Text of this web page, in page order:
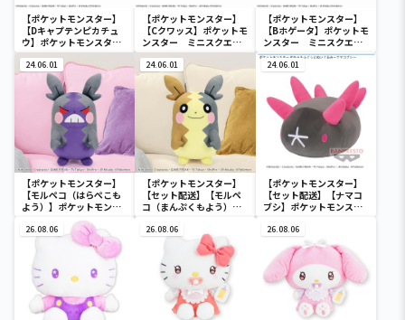
【ポケットモンスター】
【Dキャプテンピカチュ
ウ】ポケットモンスタ
ー ミニスクエアポーチ
【ポケットモンスター】
【Cクワッス】ポケットモ
ンスター ミニスクエア
ポーチ
【ポケットモンスター】
【Bホゲータ】ポケットモ
ンスター ミニスクエア
ポーチ
24.06.01
【ポケットモンスター】
【モルペコ（はらぺこも
よう）】ポケットモンス
ター めちゃもふぐっとぬ
いぐるみ～モルペコ（は
らぺこもよう）～
24.06.01
【ポケットモンスター】
【セット配送】【モルペ
コ（まんぷくもよう）】
ゃもふぐっとぬいぐるみ
～モルペコ（まんぷくも
24.06.01
【ポケットモンスター】
【セット配送】【ナマコ
ブシ】ポケットモンスタ
ぐるみ～ナマコブシ～
26.08.06 26.08.06 26.08.06